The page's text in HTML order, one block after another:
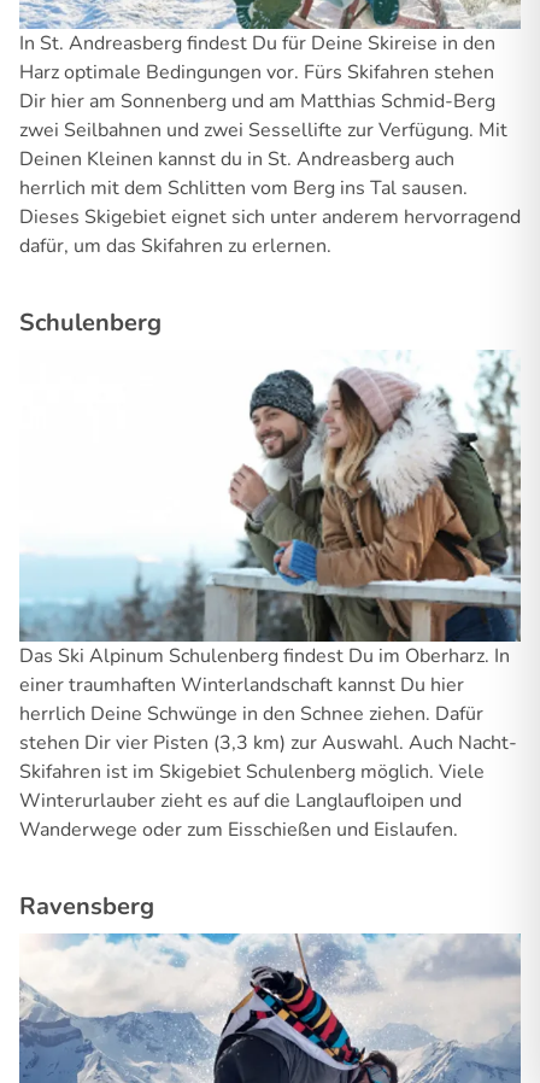
In St. Andreasberg findest Du für Deine Skireise in den
Harz optimale Bedingungen vor. Fürs Skifahren stehen
Dir hier am Sonnenberg und am Matthias Schmid-Berg
zwei Seilbahnen und zwei Sessellifte zur Verfügung. Mit
Deinen Kleinen kannst du in St. Andreasberg auch
herrlich mit dem Schlitten vom Berg ins Tal sausen.
Dieses Skigebiet eignet sich unter anderem hervorragend
dafür, um das Skifahren zu erlernen.
Schulenberg
Das Ski Alpinum Schulenberg findest Du im Oberharz. In
einer traumhaften Winterlandschaft kannst Du hier
herrlich Deine Schwünge in den Schnee ziehen. Dafür
stehen Dir vier Pisten (3,3 km) zur Auswahl. Auch Nacht-
Skifahren ist im Skigebiet Schulenberg möglich. Viele
Winterurlauber zieht es auf die Langlaufloipen und
Wanderwege oder zum Eisschießen und Eislaufen.
Ravensberg